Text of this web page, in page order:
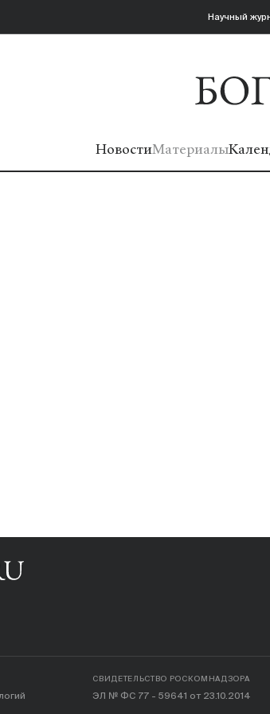
Научный
НовостиМатериалы
СВИДЕТЕЛЬСТВО РОСКОМНАДЗОРА
ЭЛ № ФС 77 - 59641 от 23.10.2014